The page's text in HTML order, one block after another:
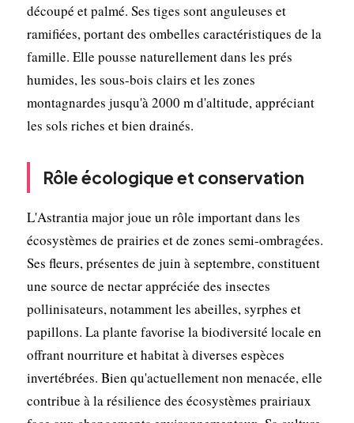
découpé et palmé. Ses tiges sont anguleuses et
ramifiées, portant des ombelles caractéristiques de la
famille. Elle pousse naturellement dans les prés
humides, les sous-bois clairs et les zones
montagnardes jusqu'à 2000 m d'altitude, appréciant
les sols riches et bien drainés.
Rôle écologique et conservation
L'Astrantia major joue un rôle important dans les
écosystèmes de prairies et de zones semi-ombragées.
Ses fleurs, présentes de juin à septembre, constituent
une source de nectar appréciée des insectes
pollinisateurs, notamment les abeilles, syrphes et
papillons. La plante favorise la biodiversité locale en
offrant nourriture et habitat à diverses espèces
invertébrées. Bien qu'actuellement non menacée, elle
contribue à la résilience des écosystèmes prairiaux